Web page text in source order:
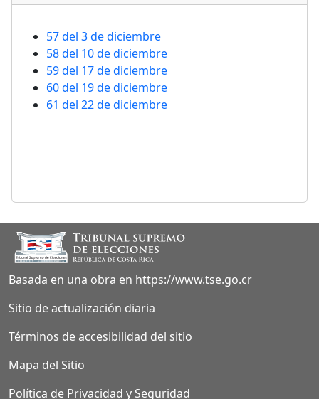
57 del 3 de diciembre
58 del 10 de diciembre
59 del 17 de diciembre
60 del 19 de diciembre
61 del 22 de diciembre
Sección footer
Basada en una obra en https://www.tse.go.cr
Sitio de actualización diaria
Términos de accesibilidad del sitio
Mapa del Sitio
Política de Privacidad y Seguridad